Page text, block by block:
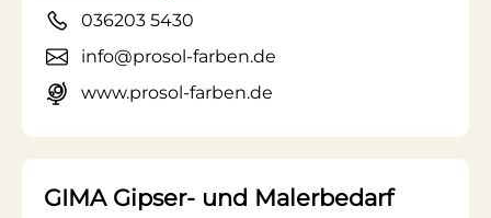
036203 5430
info@prosol-farben.de
www.prosol-farben.de
GIMA Gipser- und Malerbedarf